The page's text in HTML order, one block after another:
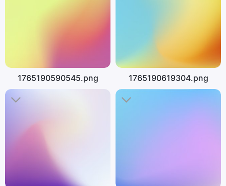
1765190590545.png 1765190619304.png